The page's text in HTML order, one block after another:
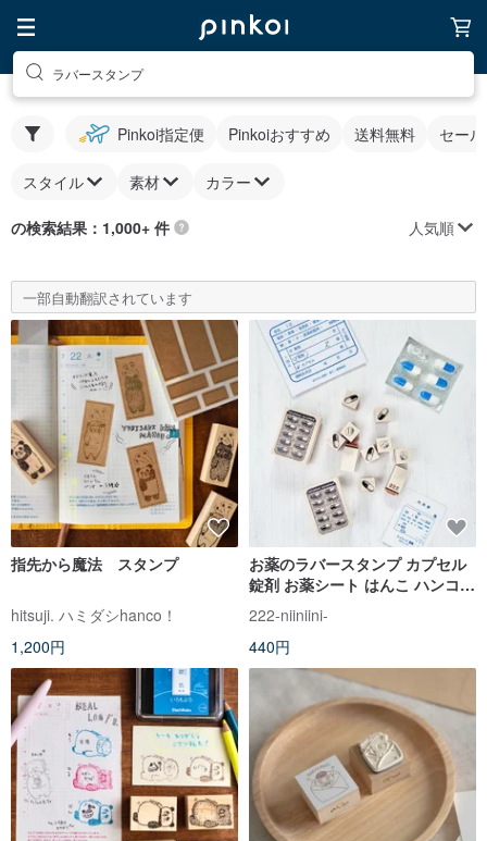
ラバースタンプ
Pinkoi指定便 Pinkoiおすすめ 送料無料 セー
スタイル 素材 カラー
の検索結果：1,000+ 件 人気順
一部自動翻訳されています
指先から魔法 スタンプ
hitsuji. ハミダシhanco！
1,200円
お薬のラバースタンプ カプセル
錠剤 お薬シート はんこ ハンコ
印章 レトロ ビンテージ
222-niiniini-
440円